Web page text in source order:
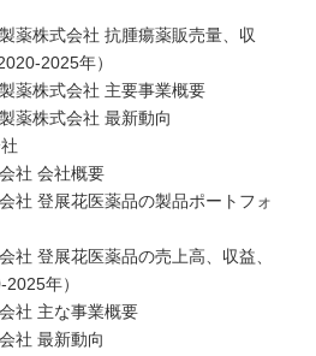
薬株式会社 抗腫瘍薬販売量、収
2025年）
薬株式会社 主要事業概要
薬株式会社 最新動向
社 会社概要
社 登展花医薬品の製品ポートフォ
社 登展花医薬品の売上高、収益、
年）
社 主な事業概要
社 最新動向